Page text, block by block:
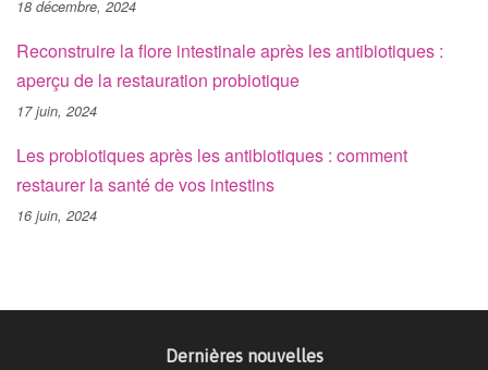
18 décembre, 2024
Reconstruire la flore intestinale après les antibiotiques :
aperçu de la restauration probiotique
17 juin, 2024
Les probiotiques après les antibiotiques : comment
restaurer la santé de vos intestins
16 juin, 2024
Dernières nouvelles